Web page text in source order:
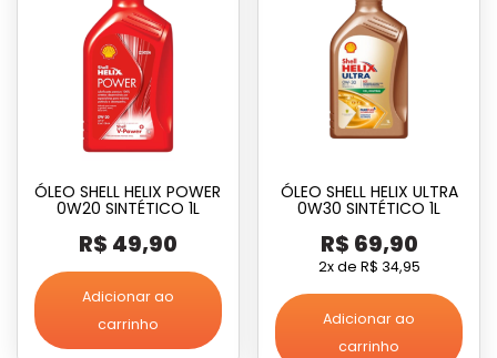
ÓLEO SHELL HELIX POWER
0W20 SINTÉTICO 1L
R$ 49,90
Adicionar ao
carrinho
ÓLEO SHELL HELIX ULTRA
0W30 SINTÉTICO 1L
R$ 69,90
2x de R$ 34,95
Adicionar ao
carrinho